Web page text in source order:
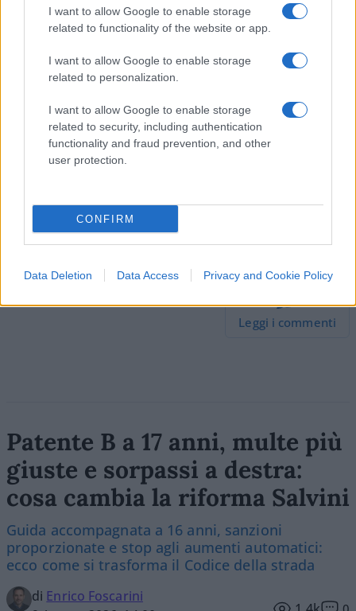
I want to allow Google to enable storage
related to functionality of the website or app.
I want to allow Google to enable storage
related to personalization.
I want to allow Google to enable storage
related to security, including authentication
functionality and fraud prevention, and other
user protection.
CONFIRM
Data Deletion Data Access Privacy and Cookie Policy
quindi sempre più accidentato: le indiscrezioni
parlano di una manovra prossima a 20-25 miliardi
con priorità, come detto dalla premier Giorgia
Meloni, su famiglia e lavoro. Il governo potrebbe
più sul deficit e, oltre alla tassa sugli extraprofitti
delle banche, potrebbe decidere di battere ancora
cassa al settore dei giochi. Si vedrà.
#CASA #DEBITO
#DEFICIT
#EFFICIENTAMENTO ENERGETICO
#SUPERBONUS 110
Leggi i commenti
Patente B a 17 anni, multe più
giuste e sorpassi a destra:
cosa cambia la riforma Salvini
Guida accompagnata a 16 anni, sanzioni
proporzionate e stop agli aumenti automatici:
ecco come si trasforma il Codice della strada
di Enrico Foscarini